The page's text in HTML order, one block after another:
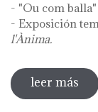
- "Ou com
- Exposición
l'Ànima.
leer más
font